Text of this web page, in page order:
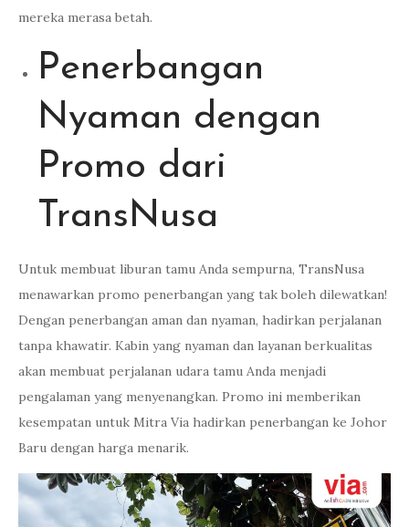
mereka merasa betah.
Penerbangan
Nyaman dengan
Promo dari
TransNusa
Untuk membuat liburan tamu Anda sempurna, TransNusa
menawarkan promo penerbangan yang tak boleh dilewatkan!
Dengan penerbangan aman dan nyaman, hadirkan perjalanan
tanpa khawatir. Kabin yang nyaman dan layanan berkualitas
akan membuat perjalanan udara tamu Anda menjadi
pengalaman yang menyenangkan. Promo ini memberikan
kesempatan untuk Mitra Via hadirkan penerbangan ke Johor
Baru dengan harga menarik.